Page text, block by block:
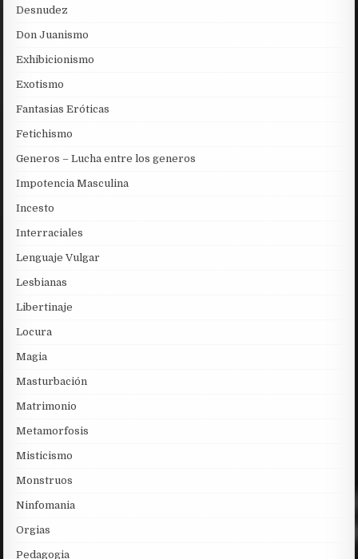
Desnudez
Don Juanismo
Exhibicionismo
Exotismo
Fantasias Eróticas
Fetichismo
Generos – Lucha entre los generos
Impotencia Masculina
Incesto
Interraciales
Lenguaje Vulgar
Lesbianas
Libertinaje
Locura
Magia
Masturbación
Matrimonio
Metamorfosis
Misticismo
Monstruos
Ninfomania
Orgias
Pedagogia